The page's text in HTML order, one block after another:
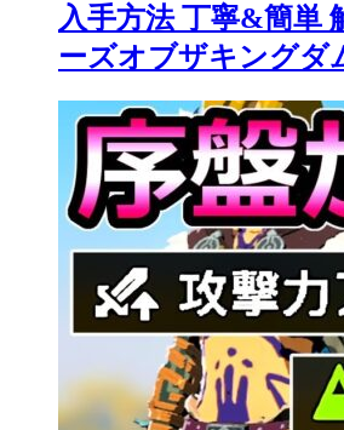
入手方法 丁寧&簡単
ーズオブザキングダ